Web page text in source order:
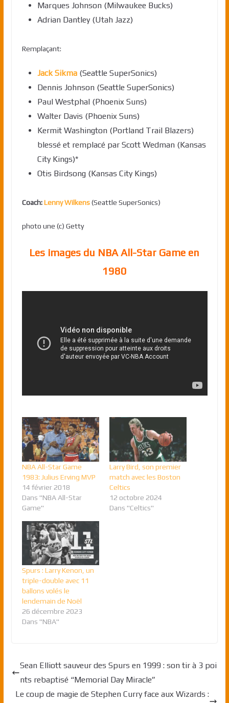
Marques Johnson (Milwaukee Bucks)
Adrian Dantley (Utah Jazz)
Remplaçant:
Jack Sikma(Seattle SuperSonics)
Dennis Johnson (Seattle SuperSonics)
Paul Westphal (Phoenix Suns)
Walter Davis (Phoenix Suns)
Kermit Washington (Portland Trail Blazers)
blessé et remplacé par Scott Wedman (Kansas
City Kings)*
Otis Birdsong (Kansas City Kings)
Coach: Lenny Wilkens(Seattle SuperSonics)
photo une (c) Getty
Les images du NBA All-Star Game en
1980
NBA All-Star Game
1983: Julius Erving MVP
14 février 2018
Dans "NBA All-Star
Game"
Larry Bird, son premier
match avec les Boston
Celtics
12 octobre 2024
Dans "Celtics"
Spurs : Larry Kenon, un
triple-double avec 11
ballons volés le
lendemain de Noël
26 décembre 2023
Dans "NBA"
Sean Elliott sauveur des Spurs en 1999 : son tir à 3 poi
nts rebaptisé “Memorial Day Miracle”
Le coup de magie de Stephen Curry face aux Wizards :